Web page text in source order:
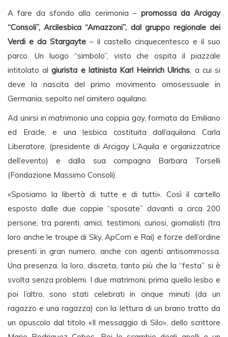
A fare da sfondo alla cerimonia – promossa da Arcigay
“Consoli”, Arcilesbica “Amazzoni”, dal gruppo regionale dei
Verdi e da Stargayte – il castello cinquecentesco e il suo
parco. Un luogo “simbolo”, visto che ospita il piazzale
intitolato algiurista e latinista Karl Heinrich Ulrichs, a cui si
deve la nascita del primo movimento omosessuale in
Germania, sepolto nel cimitero aquilano.
Ad unirsi in matrimonio una coppia gay, formata da Emiliano
ed Eracle, e una lesbica costituita dall’aquilana Carla
Liberatore, (presidente di Arcigay L’Aquila e organizzatrice
dell’evento) e dalla sua compagna Barbara Torselli
(Fondazione Massimo Consoli).
«Sposiamo la libertà di tutte e di tutti». Così il cartello
esposto dalle due coppie “sposate” davanti a circa 200
persone, tra parenti, amici, testimoni, curiosi, giornalisti (tra
loro anche le troupe di Sky, ApCom e Rai) e forze dell’ordine
presenti in gran numero, anche con agenti antisommossa.
Una presenza, la loro, discreta, tanto più che la “festa” si è
svolta senza problemi. I due matrimoni, prima quello lesbo e
poi l’altro, sono stati celebrati in cinque minuti (da un
ragazzo e una ragazza) con la lettura di un brano tratto da
un opuscolo dal titolo «Il messaggio di Silo», dello scrittore